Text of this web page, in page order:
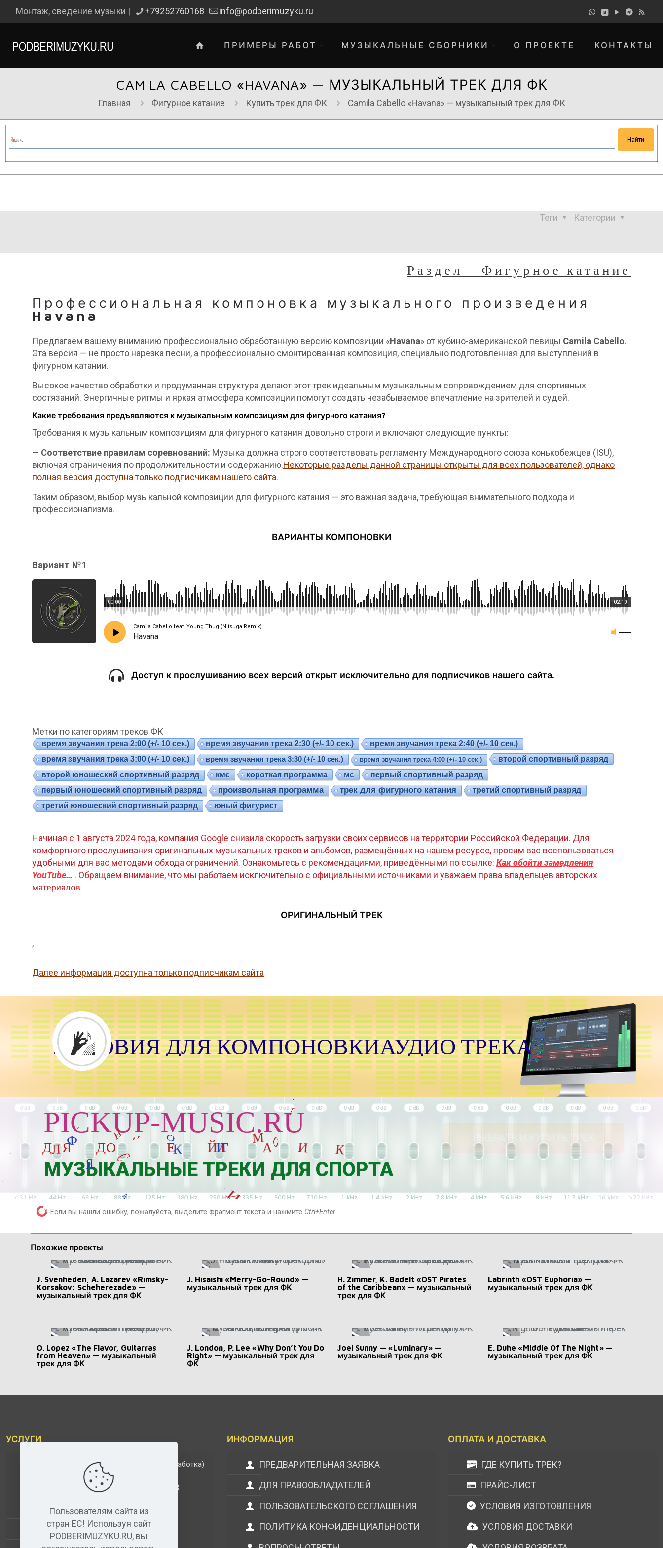
Монтаж, сведение музыки | +79252760168 info@podberimuzyku.ru
ПРИМЕРЫ РАБОТ МУЗЫКАЛЬНЫЕ СБОРНИКИ О ПРОЕКТЕ КОНТАКТЫ
CAMILA CABELLO «HAVANA» — МУЗЫКАЛЬНЫЙ ТРЕК ДЛЯ ФК
Главная Фигурное катание Купить трек для ФК Camila Cabello «Havana» — музыкальный трек для ФК
Категории
Теги
Раздел - Фигурное катание
Профессиональная компоновка музыкального произведения
Havana
Предлагаем вашему вниманию профессионально обработанную версию композиции «Havana» от кубино-американской певицы Camila Cabello.
Эта версия — не просто нарезка песни, а профессионально смонтированная композиция, специально подготовленная для выступлений в
фигурном катании.
Высокое качество обработки и продуманная структура делают этот трек идеальным музыкальным сопровождением для спортивных
состязаний. Энергичные ритмы и яркая атмосфера композиции помогут создать незабываемое впечатление на зрителей и судей.
Какие требования предъявляются к музыкальным композициям для фигурного катания?
Требования к музыкальным композициям для фигурного катания довольно строги и включают следующие пункты:
— Соответствие правилам соревнований: Музыка должна строго соответствовать регламенту Международного союза конькобежцев (ISU),
включая ограничения по продолжительности и содержанию.Некоторые разделы данной страницы открыты для всех пользователей, однако
полная версия доступна только подписчикам нашего сайта.
Таким образом, выбор музыкальной композиции для фигурного катания — это важная задача, требующая внимательного подхода и
профессионализма.
ВАРИАНТЫ КОМПОНОВКИ
Вариант №1
02:10
00:00
Camila Cabello feat. Young Thug (Nitsuga Remix)
Havana
Доступ к прослушиванию всех версий открыт исключительно для подписчиков нашего сайта.
Метки по категориям треков ФК
время звучания трека 2:00 (+/- 10 сек.) время звучания трека 2:30 (+/- 10 сек.)
время звучания трека 2:40 (+/- 10 сек.)
время звучания трека 3:00 (+/- 10 сек.)
время звучания трека 3:30 (+/- 10 сек.) время звучания трека 4:00 (+/- 10 сек.) второй спортивный разряд
второй юношеский спортивный разряд кмс короткая программа мс первый спортивный разряд
первый юношеский спортивный разряд произвольная программа трек для фигурного катания
третий спортивный разряд
третий юношеский спортивный разряд
юный фигурист
Начиная с 1 августа 2024 года, компания Google снизила скорость загрузки своих сервисов на территории Российской Федерации. Для
комфортного прослушивания оригинальных музыкальных треков и альбомов, размещённых на нашем ресурсе, просим вас воспользоваться
удобными для вас методами обхода ограничений. Ознакомьтесь с рекомендациями, приведёнными по ссылке: Как обойти замедления
YouTube… . Обращаем внимание, что мы работаем исключительно с официальными источниками и уважаем права владельцев авторских
материалов.
ОРИГИНАЛЬНЫЙ ТРЕК
,
Далее информация доступна только подписчикам сайта
УСЛОВИЯ ДЛЯ КОМПОНОВКИАУДИО ТРЕКА
PICKUP-MUSIC.RU
МУЗЫКАЛЬНЫЕ ТРЕКИ ДЛЯ СПОРТА
Я
И
Г
Р
Н
О
Г
К
А
Т
Н
И
Я
ДЛЯХУДО Ж
Е С
Т
В
Е Н
Н
ОЙГ М
Н
А
СТ ИКИ
Если вы нашли ошибку, пожалуйста, выделите фрагмент текста и нажмите Ctrl+Enter.
Похожие проекты
J. Svenheden, A. Lazarev «Rimsky-
Korsakov: Scheherezade» —
музыкальный трек для ФК
J. Hisaishi «Merry-Go-Round» —
музыкальный трек для ФК
H. Zimmer, K. Badelt «OST Pirates
of the Caribbean» — музыкальный
трек для ФК
Labrinth «OST Euphoria» —
музыкальный трек для ФК
O. Lopez «The Flavor, Guitarras
from Heaven» — музыкальный
трек для ФК
J. London, P. Lee «Why Don’t You Do
Right» — музыкальный трек для
ФК
Joel Sunny — «Luminary» —
музыкальный трек для ФК
E. Duhe «Middle Of The Night» —
музыкальный трек для ФК
УСЛУГИ
ДОПОЛНИТЕЛЬНЫЕ УСЛУГИ (обработка)
АНАЛИЗ МУЗЫКАЛЬНЫХ ТРЕКОВ
ВИДЕО+АУДИО
УСЛУГИ ЗВУКОЗАПИСИ
ИНФОРМАЦИЯ
ПРЕДВАРИТЕЛЬНАЯ ЗАЯВКА
ДЛЯ ПРАВООБЛАДАТЕЛЕЙ
ПОЛЬЗОВАТЕЛЬСКОГО СОГЛАШЕНИЯ
ПОЛИТИКА КОНФИДЕНЦИАЛЬНОСТИ
ОПЛАТА И ДОСТАВКА
ГДЕ КУПИТЬ ТРЕК?
ПРАЙС-ЛИСТ
УСЛОВИЯ ИЗГОТОВЛЕНИЯ
УСЛОВИЯ ДОСТАВКИ
Пользователям сайта из
стран ЕС! Используя сайт
PODBERIMUZYKU.RU, вы